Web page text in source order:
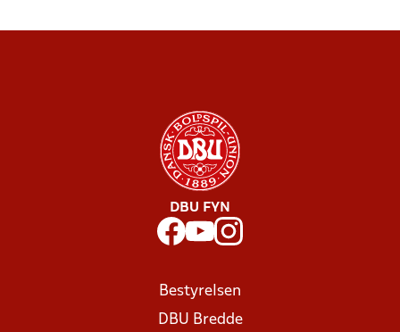
DBU FYN
Bestyrelsen
DBU Bredde